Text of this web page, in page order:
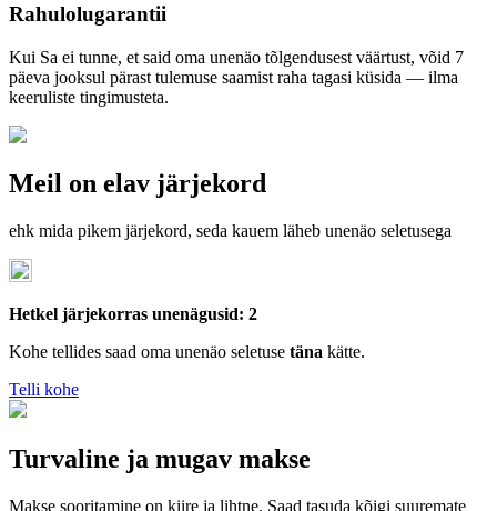
Rahulolugarantii
Kui Sa ei tunne, et said oma unenäo tõlgendusest väärtust, võid 7
päeva jooksul pärast tulemuse saamist raha tagasi küsida — ilma
keeruliste tingimusteta.
Meil on elav järjekord
ehk mida pikem järjekord, seda kauem läheb unenäo seletusega
Hetkel järjekorras unenägusid: 2
Kohe tellides saad oma unenäo seletuse täna kätte.
Telli kohe
Turvaline ja mugav makse
Makse sooritamine on kiire ja lihtne. Saad tasuda kõigi suuremate